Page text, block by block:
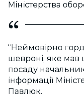
Міністерства
“Неймовірно
шевроні, яке мав
посаду
інформації
Павлюк.